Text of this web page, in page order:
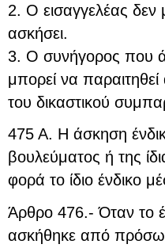
2. Ο εισαγγελέας δεν
ασκήσει.
3. Ο συνήγορος που
μπορεί να
του δικαστικού
475 Α. Η άσκηση
βουλεύματος ή της
φορά το ίδιο ένδικο
Άρθρο 476.- Όταν το
ασκήθηκε από